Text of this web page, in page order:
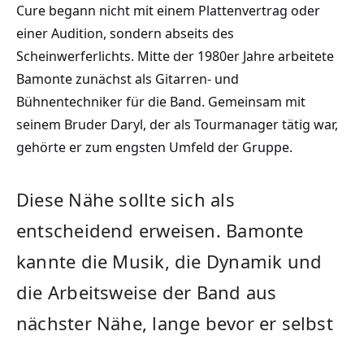
Cure begann nicht mit einem Plattenvertrag oder
einer Audition, sondern abseits des
Scheinwerferlichts. Mitte der 1980er Jahre arbeitete
Bamonte zunächst als Gitarren- und
Bühnentechniker für die Band. Gemeinsam mit
seinem Bruder Daryl, der als Tourmanager tätig war,
gehörte er zum engsten Umfeld der Gruppe.
Diese Nähe sollte sich als
entscheidend erweisen. Bamonte
kannte die Musik, die Dynamik und
die Arbeitsweise der Band aus
nächster Nähe, lange bevor er selbst